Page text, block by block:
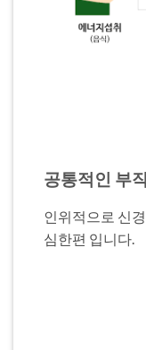
공통적인 부
인위적으로 신
심한편 입니다.